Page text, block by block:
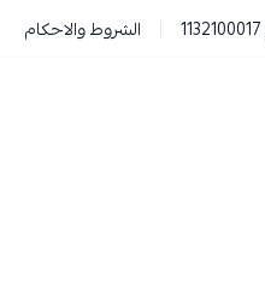
الشروط والاحكام